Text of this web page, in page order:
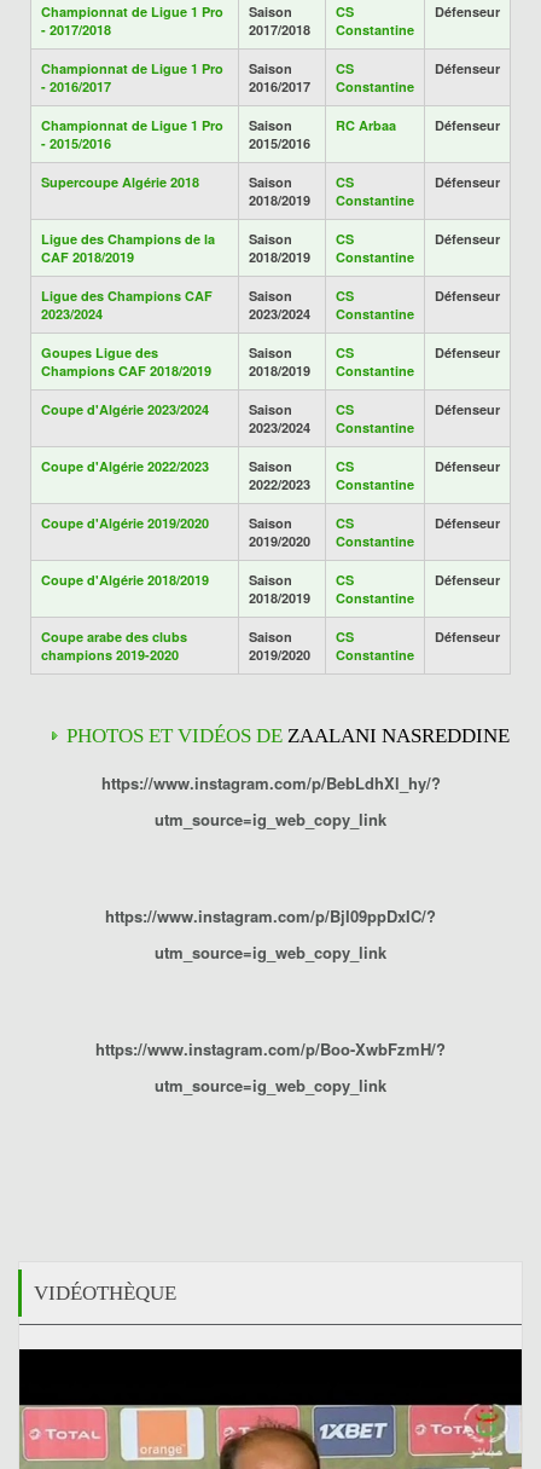
Championnat de Ligue 1 Pro
- 2017/2018
Saison
2017/2018
CS
Constantine
Défenseur
Championnat de Ligue 1 Pro
- 2016/2017
Saison
2016/2017
CS
Constantine
Défenseur
Championnat de Ligue 1 Pro
- 2015/2016
Saison
2015/2016
RC Arbaa Défenseur
Supercoupe Algérie 2018
Saison
2018/2019
CS
Constantine
Défenseur
Ligue des Champions de la
CAF 2018/2019
Saison
2018/2019
CS
Constantine
Défenseur
Ligue des Champions CAF
2023/2024
Saison
2023/2024
CS
Constantine
Défenseur
Goupes Ligue des
Champions CAF 2018/2019
Saison
2018/2019
CS
Constantine
Défenseur
Coupe d'Algérie 2023/2024
Saison
2023/2024
CS
Constantine
Défenseur
Coupe d'Algérie 2022/2023
Saison
2022/2023
CS
Constantine
Défenseur
Coupe d'Algérie 2019/2020
Saison
2019/2020
CS
Constantine
Défenseur
Coupe d'Algérie 2018/2019
Saison
2018/2019
CS
Constantine
Défenseur
Coupe arabe des clubs
champions 2019-2020
Saison
2019/2020
CS
Constantine
Défenseur
PHOTOS ET VIDÉOS DE ZAALANI NASREDDINE
https://www.instagram.com/p/BebLdhXl_hy/?
utm_source=ig_web_copy_link
https://www.instagram.com/p/BjI09ppDxIC/?
utm_source=ig_web_copy_link
https://www.instagram.com/p/Boo-XwbFzmH/?
utm_source=ig_web_copy_link
VIDÉOTHÈQUE